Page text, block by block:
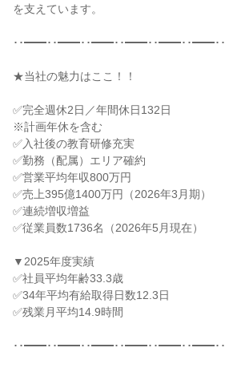
を支えています。
･･━━･･━━･･━━･･━━･･━━･･━━･･
★当社の魅力はここ！！
✅完全週休2日／年間休日132日
※計画年休を含む
✅入社後の教育研修充実
✅勤務（配属）エリア確約
✅営業平均年収800万円
✅売上395億1400万円（2026年3月期）
✅連続増収増益
✅従業員数1736名（2026年5月現在）
▼2025年度実績
✅社員平均年齢33.3歳
✅34年平均有給取得日数12.3日
✅残業月平均14.9時間
･･━━･･━━･･━━･･━━･･━━･･━━･･